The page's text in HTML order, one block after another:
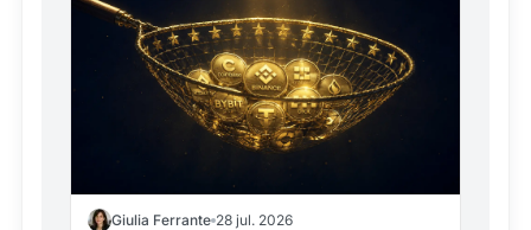
Giulia Ferrante 28 jul. 2026